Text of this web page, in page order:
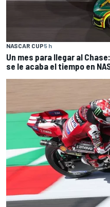
NASCAR CUP5 h
Un mes para llegar al
se le acaba el tiempo en